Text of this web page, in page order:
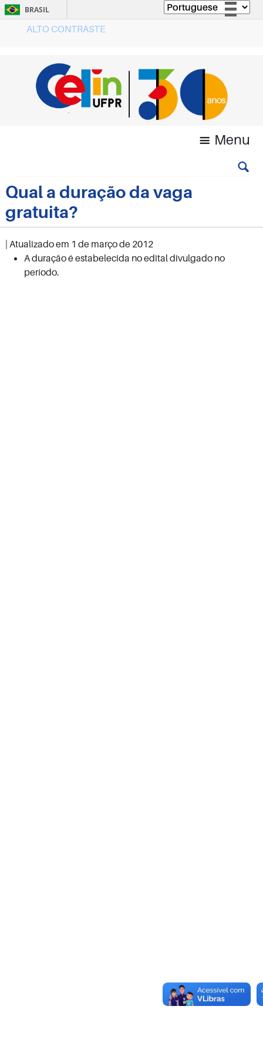
BRASIL
Acesso à informação
Legislação
Canais
ALTO CONTRASTE
Menu
Qual a duração da vaga
gratuita?
| Atualizado em 1 de março de 2012
A duração é estabelecida no edital divulgado no
período.